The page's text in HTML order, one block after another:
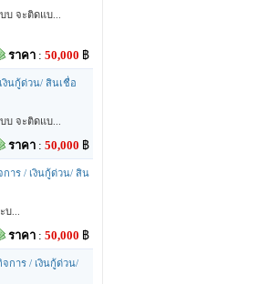
บ จะติดแบ...
ราคา : 50,000 ฿
งินกู้ด่วน/ สินเชื่อ
บ จะติดแบ...
ราคา : 50,000 ฿
การ / เงินกู้ด่วน/ สิน
...
ราคา : 50,000 ฿
การ / เงินกู้ด่วน/